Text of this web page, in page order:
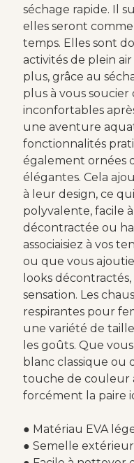
séchage rapide. Il
elles seront
temps. Elles sont
activités de plein
plus, grâce au
plus à vous
inconfortables
une aventure
fonctionnalités
également ornées
élégantes. Cela
à leur design, ce
polyvalente, facile
décontractée ou
associaisiez à vos
ou que vous
looks
sensation. Les
respirantes pour
une variété de
les goûts. Que
blanc classique ou
touche de couleur
forcément la paire
● Matériau EVA
● Semelle